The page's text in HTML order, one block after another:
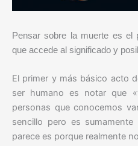
Pensar sobre la muerte es el
que accede al significado y
El primer y más básico acto
ser humano es notar que
personas que conocemos
sencillo pero es
parece es porque realmente